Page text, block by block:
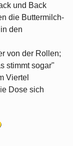
und Back
die Buttermilch-
den
von der Rollen;
stimmt sogar"
Viertel
Dose sich